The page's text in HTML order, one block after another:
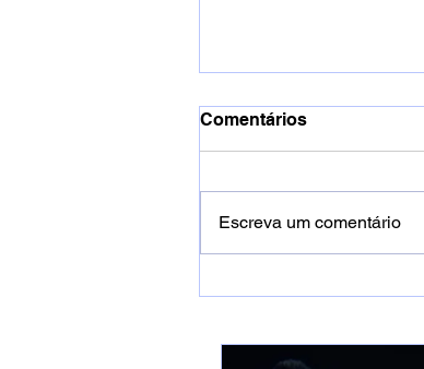
Comentários
Escreva um comentário